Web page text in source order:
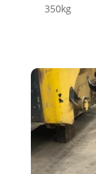
350kg